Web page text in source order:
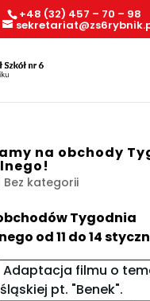
+48 (32) 457 – 70 – 98
na obchody
Bez kategorii
Tygodnia
od 11 do 14
Adaptacja filmu o
śląskiej pt. "Benek".